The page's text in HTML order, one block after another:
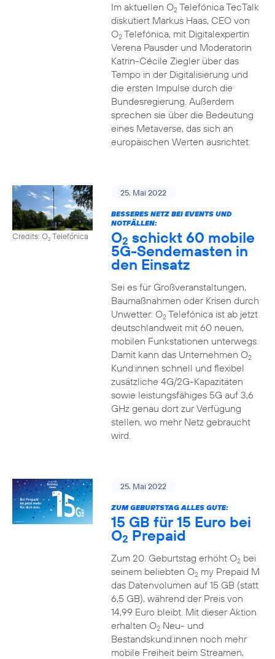
Im aktuellen O2Telefónica TecTalk
diskutiert Markus Haas, CEO von
O2Telefónica, mit Digitalexpertin
Verena Pausder und Moderatorin
Katrin-Cécile Ziegler über das
Tempo in der Digitalisierung und
die ersten Impulse durch die
Bundesregierung. Außerdem
sprechen sie über die Bedeutung
eines Metaverse, das sich an
europäischen Werten ausrichtet.
Credits: O2Telefónica
25. Mai 2022
BESSERES NETZ BEI EVENTS UND
NOTFÄLLEN:
O2 schickt 60 mobile
5G-Sendemasten in
den Einsatz
Sei es für Großveranstaltungen,
Baumaßnahmen oder Krisen durch
Unwetter: O2Telefónica ist ab jetzt
deutschlandweit mit 60 neuen,
mobilen Funkstationen unterwegs.
Damit kann das Unternehmen O2
Kund:innen schnell und flexibel
zusätzliche 4G/2G-Kapazitäten
sowie leistungsfähiges 5G auf 3,6
GHz genau dort zur Verfügung
stellen, wo mehr Netz gebraucht
wird.
25. Mai 2022
ZUM GEBURTSTAG ALLES GUTE:
15 GB für 15 Euro bei
O2 Prepaid
Zum 20. Geburtstag erhöht O2bei
seinem beliebten O2my Prepaid M
das Datenvolumen auf 15 GB (statt
6,5 GB), während der Preis von
14,99 Euro bleibt. Mit dieser Aktion
erhalten O2Neu- und
Bestandskund:innen noch mehr
mobile Freiheit beim Streamen,